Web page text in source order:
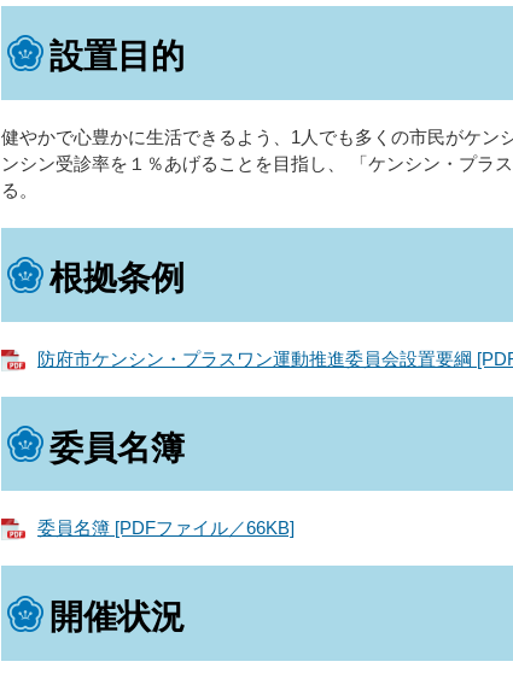
設置目的
健やかで心豊かに生活できるよう、1人でも多くの市民がケン
ンシン受診率を１％あげることを目指し、 「ケンシン・プラ
る。
根拠条例
防府市ケンシン・プラスワン運動推進委員会設置要綱
委員名簿
委員名簿 [PDFファイル／66KB]
開催状況